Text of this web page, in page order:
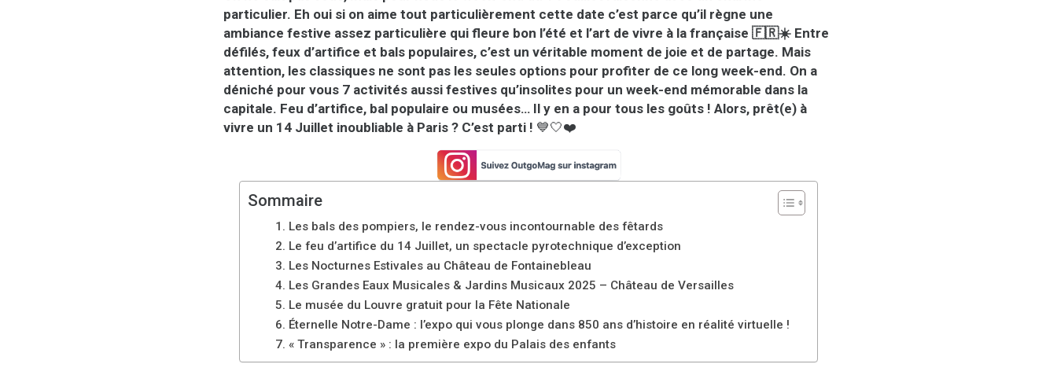
particulier. Eh oui si on aime tout particulièrement cette date c’est parce qu’il règne une
ambiance festive assez particulière qui fleure bon l’été et l’art de vivre à la française 🇫🇷☀️ Entre
défilés, feux d’artifice et bals populaires, c’est un véritable moment de joie et de partage. Mais
attention, les classiques ne sont pas les seules options pour profiter de ce long week-end. On a
déniché pour vous 7 activités aussi festives qu’insolites pour un week-end mémorable dans la
capitale. Feu d’artifice, bal populaire ou musées… Il y en a pour tous les goûts ! Alors, prêt(e) à
vivre un 14 Juillet inoubliable à Paris ? C’est parti ! 💙🤍❤️
Sommaire
1. Les bals des pompiers, le rendez-vous incontournable des fêtards
2. Le feu d’artifice du 14 Juillet, un spectacle pyrotechnique d’exception
3. Les Nocturnes Estivales au Château de Fontainebleau
4. Les Grandes Eaux Musicales & Jardins Musicaux 2025 – Château de Versailles
5. Le musée du Louvre gratuit pour la Fête Nationale
6. Éternelle Notre-Dame : l’expo qui vous plonge dans 850 ans d’histoire en réalité virtuelle !
7. « Transparence » : la première expo du Palais des enfants